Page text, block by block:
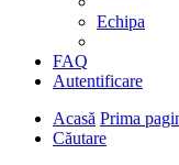
Echipa
FAQ
Autentificare
Acasă Prima
Căutare